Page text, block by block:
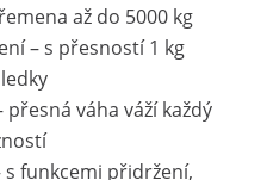
až do 5000 kg
– s přesností 1 kg
váha váží každý
funkcemi přidržení,